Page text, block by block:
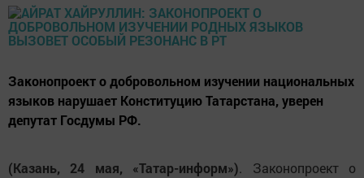
Законопроект о добровольном изучении национальных
языков нарушает Конституцию Татарстана, уверен
депутат Госдумы РФ.
(Казань, 24 мая, «Татар-информ»). Законопроект о